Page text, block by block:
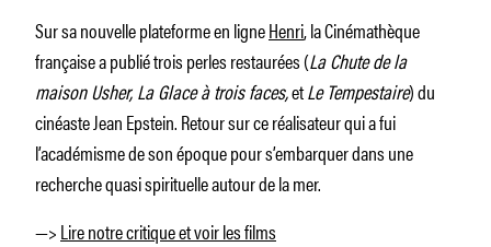
Sur sa nouvelle plateforme en ligneHenri, la Cinémathèque
française a publié trois perles restaurées (La Chute de la
maison Usher, La Glace à trois faces,etLe Tempestaire) du
cinéaste Jean Epstein. Retour sur ce réalisateur qui a fui
l’académisme de son époque pour s’embarquer dans une
recherche quasi spirituelle autour de la mer.
—>Lire notre critique et voir les films